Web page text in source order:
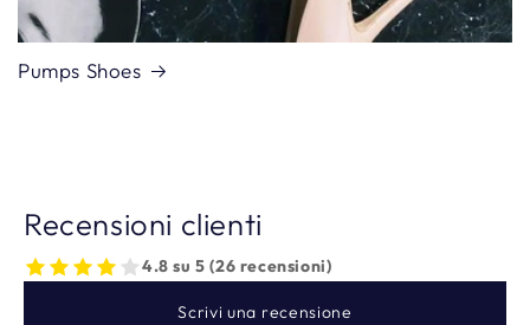
Pumps Shoes
Recensioni clienti
4.8 su 5 (26 recensioni)
Scrivi una recensione